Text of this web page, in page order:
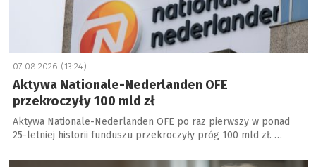
07.08.2026 (13:24)
Aktywa Nationale-Nederlanden OFE
przekroczyły 100 mld zł
Aktywa Nationale-Nederlanden OFE po raz pierwszy w ponad
25-letniej historii funduszu przekroczyły próg 100 mld zł. …
a